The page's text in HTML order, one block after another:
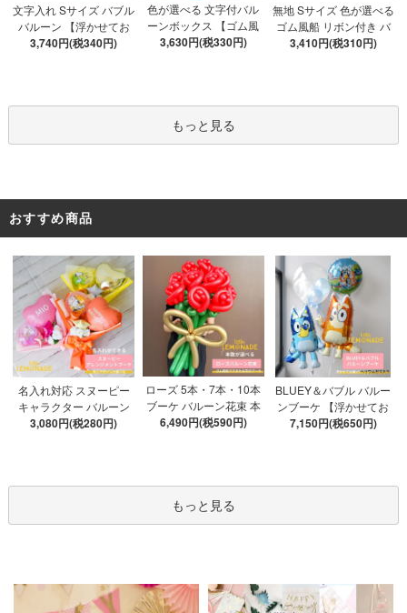
文字入れ Sサイズ バブル
バルーン 【浮かせてお
届け】 バルーン
3,740円(税340円)
色が選べる 文字付バル
ーンボックス 【ゴム風
船&文字パーツ付き】 DI
ツ52枚 推し活
3,630円(税330円)
無地 Sサイズ 色が選べる
ゴム風船 リボン付き バ
ブルバルーン 【浮かせ
3,410円(税310円)
もっと見る
おすすめ商品
名入れ対応 スヌーピー
キャラクター バルーン
ブーケ 選べる7種 【膨ら
3,080円(税280円)
ローズ 5本・7本・10本
ブーケ バルーン花束 本
数が選べる 【膨らませ
6,490円(税590円)
BLUEY＆バブル バルー
ンブーケ 【浮かせてお
届け】 ヘリウムガス入
7,150円(税650円)
もっと見る